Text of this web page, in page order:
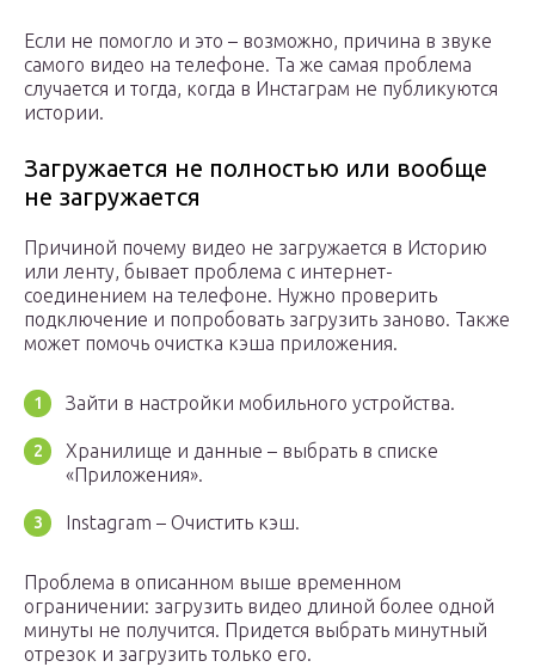
Если не помогло и это – возможно, причина в звуке
самого видео на телефоне. Та же самая проблема
случается и тогда, когда в Инстаграм не публикуются
истории.
Загружается не полностью или вообще
не загружается
Причиной почему видео не загружается в Историю
или ленту, бывает проблема с интернет-
соединением на телефоне. Нужно проверить
подключение и попробовать загрузить заново. Также
может помочь очистка кэша приложения.
Зайти в настройки мобильного устройства.
Хранилище и данные – выбрать в списке
«Приложения».
Instagram – Очистить кэш.
Проблема в описанном выше временном
ограничении: загрузить видео длиной более одной
минуты не получится. Придется выбрать минутный
отрезок и загрузить только его.